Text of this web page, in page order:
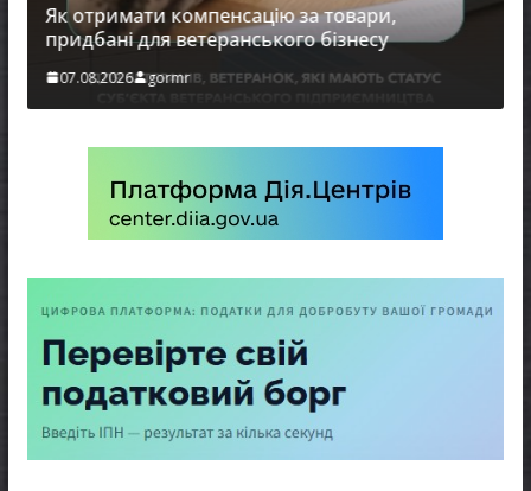
Як отримати компенсацію за товари,
придбані для ветеранського бізнесу
07.08.2026 gormr